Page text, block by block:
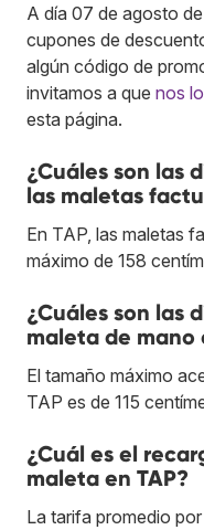
A día 07 de agosto
cupones de
algún código de
invitamos a que nos
esta página.
¿Cuáles son las
las maletas
En TAP, las maletas
máximo de 158
¿Cuáles son las
maleta de mano
El tamaño máximo
TAP es de 115
¿Cuál es el
maleta en TAP?
La tarifa promedio